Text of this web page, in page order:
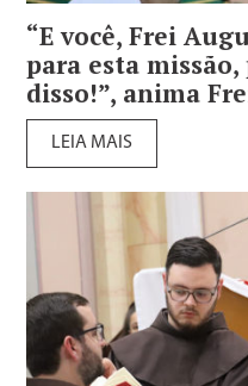
“E você, Frei
para esta
disso!”, anima
LEIA MAIS